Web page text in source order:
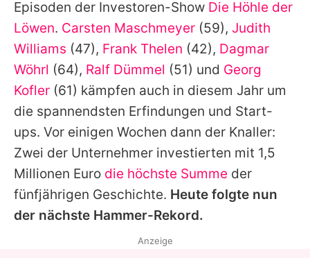
Nutzungsbedingungen
Utiq verwalten
Episoden der Investoren-Show Die Höhle der
Löwen. Carsten Maschmeyer (59), Judith
Williams (47), Frank Thelen (42), Dagmar
Wöhrl (64), Ralf Dümmel (51) und Georg
Kofler (61) kämpfen auch in diesem Jahr um
die spannendsten Erfindungen und Start-
ups. Vor einigen Wochen dann der Knaller:
Zwei der Unternehmer investierten mit 1,5
Millionen Euro die höchste Summe der
fünfjährigen Geschichte. Heute folgte nun
der nächste Hammer-Rekord.
Anzeige